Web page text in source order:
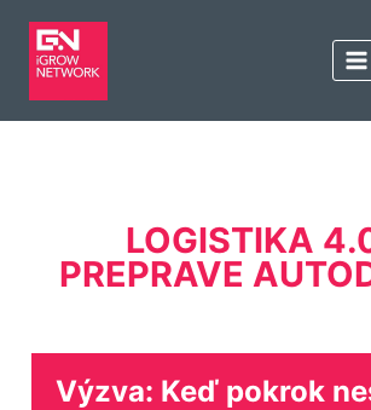
LOGISTIKA
PREPRAVE
Výzva: Keď pokrok